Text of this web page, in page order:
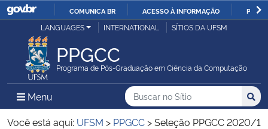
IR
COMUNICA BR ACESSO À INFORMAÇÃO
Ministério da Justiça e Segurança Pública
Ministério da Defesa
Ministério das Relações Exteriores
LANGUAGES INTERNATIONAL SÍTIOS DA UFSM
PPGCC
Programa de Pós-Graduação em Ciência da Computação
Menu Menu Principal do Sítio
Busca
Buscar no no Sítio
Busca:
Você está aqui: UFSM > PPGCC >Seleção PPGCC 2020/1